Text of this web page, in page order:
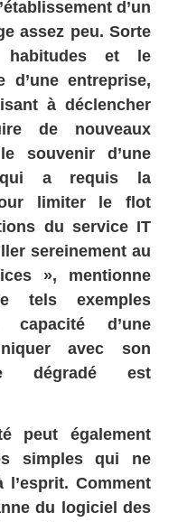
d’un
assez peu. Sorte
et le
d’une entreprise,
à déclencher
de nouveaux
souvenir d’une
qui a requis la
limiter le flot
du service IT
sereinement au
», mentionne
tels exemples
d’une
avec son
dégradé est
peut également
simples qui ne
Comment
du logiciel des